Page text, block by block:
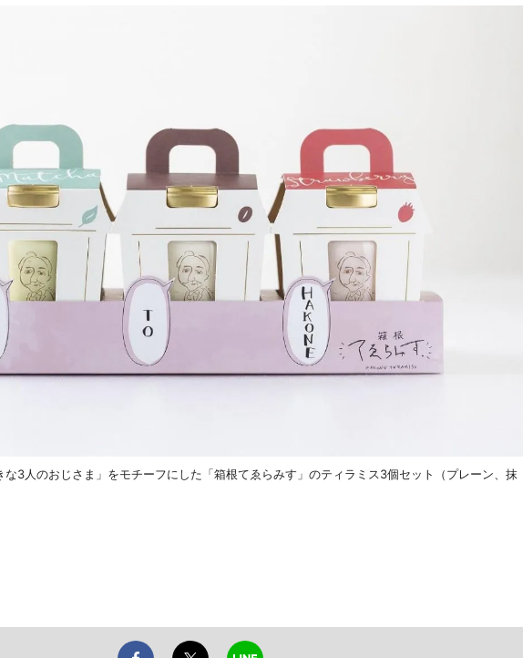
3人のおじさま」をモチーフにした「箱根てゑらみす」のティラミス3個セット（プレーン、抹